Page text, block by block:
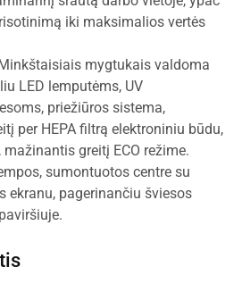
iki maksimalios vertės
mygtukais valdoma
LED lemputėms, UV
priežiūros sistema,
per HEPA filtrą elektroniniu būdu,
greitį ECO režime.
sumontuotos centre su
ekranu, pagerinančiu šviesos